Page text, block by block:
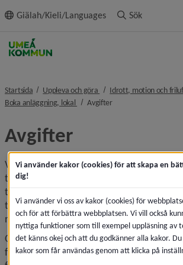
innehållet
Giälah/Kieli/Languages Sök
Startsida Uppleva och göra nivå i
Idrott, motion och
Boka anläggning, lokal nivå i brödsmulenavigeringen
Avgifternivå i
Avgifter
Vid förmedling och uthyrning av lokaler
till föreningar, organisationer och övriga
taxa. De nya taxorna har arbetats fram
tjänstepersoner och Umeå föreningsråd.
respektive anläggning i menyn.
Observera att med "förening" menas
föreningar som är registrerade i
Vi använder kakor (cookies) för att skapa en
dig!
Vi använder vi oss av kakor (cookies) för
och för att förbättra webbplatsen. Vi vill också
nyttiga funktioner som till exempel uppläsning av
det känns okej och att du godkänner alla kakor.
kakor som får användas genom att klicka på